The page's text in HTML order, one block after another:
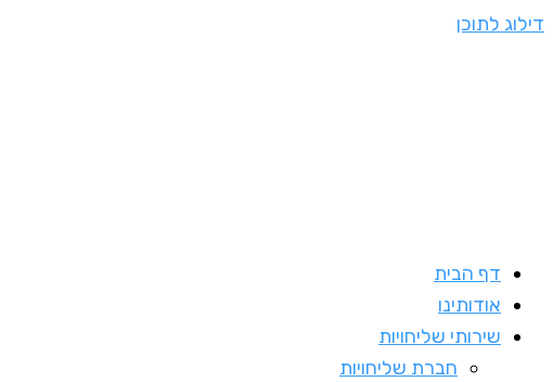
דילוג לתוכן
דף הבית
אודותינו
שירותי שליחויות
חברת שליחויות